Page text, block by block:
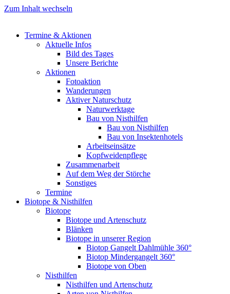
Zum Inhalt wechseln
Termine & Aktionen
Aktuelle Infos
Bild des Tages
Unsere Berichte
Aktionen
Fotoaktion
Wanderungen
Aktiver Naturschutz
Naturwerktage
Bau von Nisthilfen
Bau von Nisthilfen
Bau von Insektenhotels
Arbeitseinsätze
Kopfweidenpflege
Zusammenarbeit
Auf dem Weg der Störche
Sonstiges
Termine
Biotope & Nisthilfen
Biotope
Biotope und Artenschutz
Blänken
Biotope in unserer Region
Biotop Gangelt Dahlmühle 360°
Biotop Mindergangelt 360°
Biotope von Oben
Nisthilfen
Nisthilfen und Artenschutz